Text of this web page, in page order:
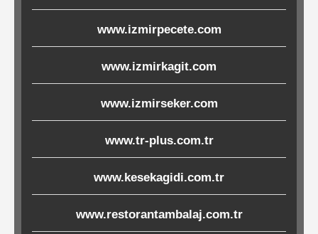
Porselen-
Seramik
Cam
Buklet
Ürünler
Poşetler
www.izmirpecete.com
www.izmirkagit.com
www.izmirseker.com
www.tr-plus.com.tr
www.kesekagidi.com.tr
www.restorantambalaj.com.tr